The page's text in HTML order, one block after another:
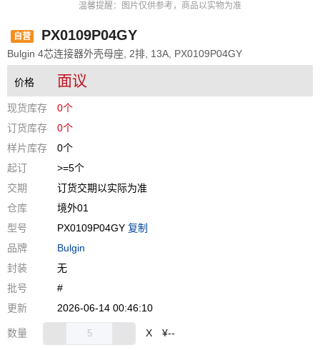
温馨提醒：图片仅供参考，商品以实物为准
自营 PX0109P04GY
Bulgin 4芯连接器外壳母座, 2排, 13A, PX0109P04GY
价格 面议
现货库存
0个
订货库存
0个
样片库存
0个
起订
>=5个
交期
订货交期以实际为准
仓库
境外01
型号
PX0109P04GY 复制
品牌
Bulgin
封装
无
批号
#
更新
2026-06-14 00:46:10
数量 X ¥--